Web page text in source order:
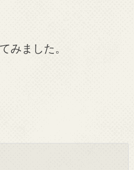
みました。